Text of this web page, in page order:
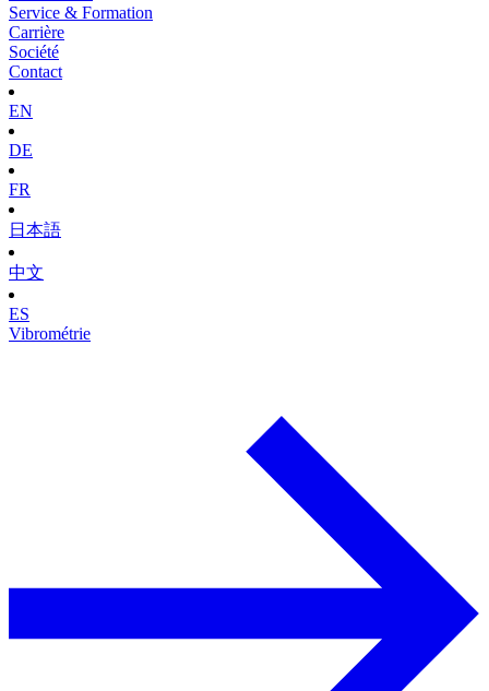
Service & Formation
Carrière
Société
Contact
EN
DE
FR
日本語
中文
ES
Vibrométrie